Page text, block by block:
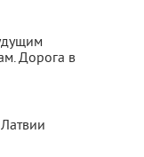
Дорога в